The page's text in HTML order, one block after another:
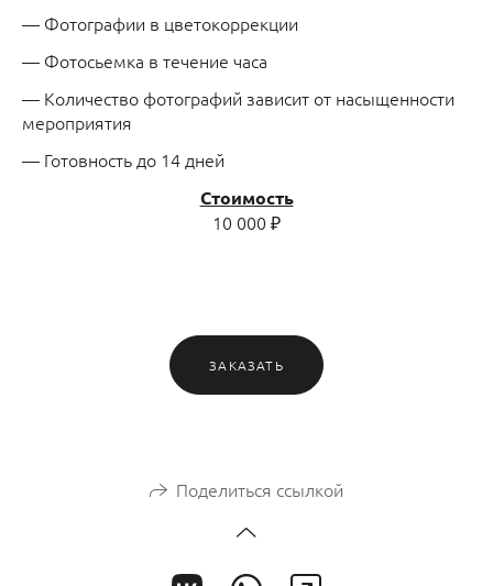
— Фотографии в цветокоррекции
— Фотосьемка в течение часа
— Количество фотографий зависит от насыщенности
мероприятия
— Готовность до 14 дней
Стоимость
10 000 ₽
ЗАКАЗАТЬ
Поделиться ссылкой